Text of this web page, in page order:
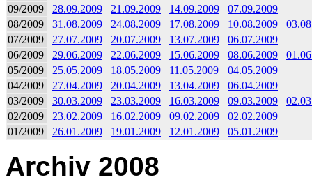
09/2009
28.09.2009 21.09.2009 14.09.2009
07.09.2009
08/2009
31.08.2009 24.08.2009 17.08.2009 10.08.2009
07/2009
27.07.2009 20.07.2009 13.07.2009
06.07.2009
06/2009
29.06.2009 22.06.2009 15.06.2009 08.06.2009
05/2009
25.05.2009 18.05.2009 11.05.2009
04.05.2009
04/2009
27.04.2009 20.04.2009 13.04.2009
06.04.2009
03/2009
30.03.2009 23.03.2009 16.03.2009 09.03.2009
02/2009
23.02.2009 16.02.2009 09.02.2009
02.02.2009
01/2009
26.01.2009 19.01.2009 12.01.2009 05.01.2009
Archiv 2008